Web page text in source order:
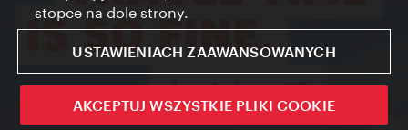
stopce na dole strony.
USTAWIENIACH ZAAWANSOWANYCH
AKCEPTUJ WSZYSTKIE PLIKI COOKIE